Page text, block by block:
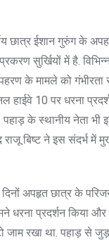
छात्र ईशान गुरुंग के
सुर्खियों में है.
के मामले को गंभीरता
हाईवे 10 पर धरना
पहाड़ के स्थानीय नेता
बिष्ट ने इस संदर्भ में
अपहृत छात्र के
प्रदर्शन किया और
जाम रखा था. पहाड़ से